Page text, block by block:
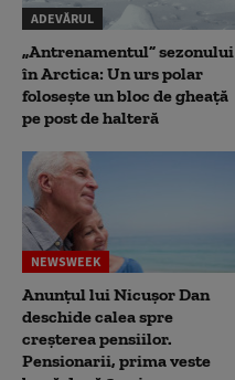
ADEVĂRUL
„Antrenamentul” sezonului
în Arctica: Un urs polar
folosește un bloc de gheață
pe post de halteră
NEWSWEEK
Anunțul lui Nicușor Dan
deschide calea spre
creșterea pensiilor.
Pensionarii, prima veste